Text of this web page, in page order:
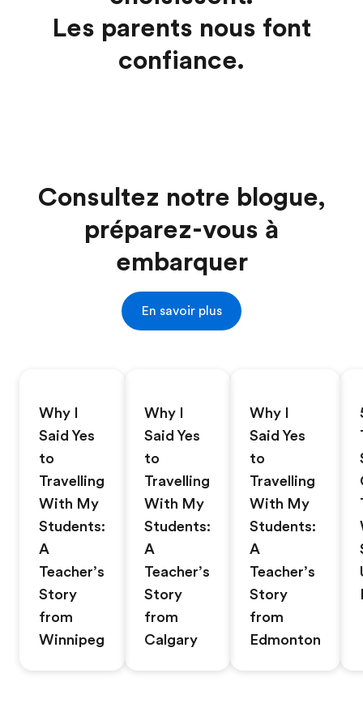
Les parents nous font
confiance.
Consultez notre blogue,
préparez-vous à
embarquer
En savoir plus
Why I
Said Yes
to
Travelling
With My
Students:
A
Teacher’s
Story
from
Winnipeg
Why I
Said Yes
to
Travelling
With My
Students:
A
Teacher’s
Story
from
Calgary
Why I
Said Yes
to
Travelling
With My
Students:
A
Teacher’s
Story
from
Edmonton